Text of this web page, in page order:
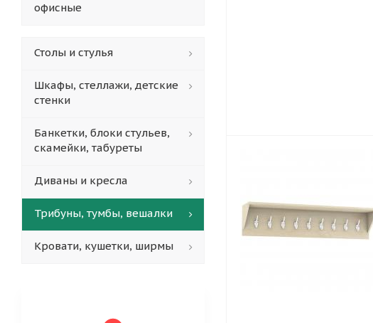
офисные
Столы и стулья
Шкафы, стеллажи, детские
стенки
Банкетки, блоки стульев,
скамейки, табуреты
Диваны и кресла
Трибуны, тумбы, вешалки
Кровати, кушетки, ширмы